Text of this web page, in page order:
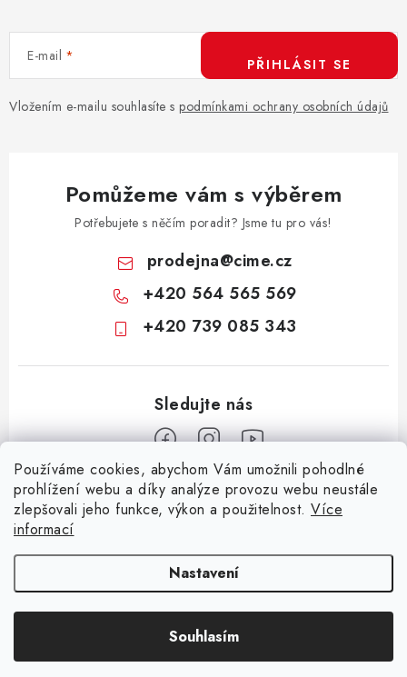
Používáme cookies, abychom Vám umožnili pohodlné
prohlížení webu a díky analýze provozu webu neustále
zlepšovali jeho funkce, výkon a použitelnost. Více
informací
Nastavení
Souhlasím
E-mail
Vložením e-mailu souhlasíte s podmínkami ochrany osobních údajů
PŘIHLÁSIT SE
Pomůžeme vám s výběrem
Potřebujete s něčím poradit? Jsme tu pro vás!
prodejna@cime.cz
+420 564 565 569
+420 739 085 343
Informace pro vás
Billy Goat Walker
Zemědělská technika Komunální technika
CIME SHOP . Všechna práva vyhrazena.